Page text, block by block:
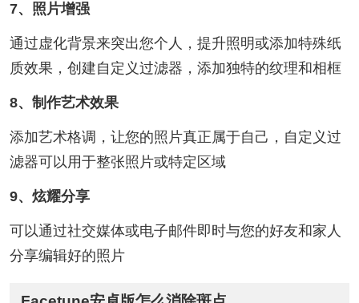
7、照片增强
通过虚化背景来突出您个人，提升照明或添加特殊纸
质效果，创建自定义过滤器，添加独特的纹理和相框
8、制作艺术效果
添加艺术格调，让您的照片真正属于自己，自定义过
滤器可以用于整张照片或特定区域
9、炫耀分享
可以通过社交媒体或电子邮件即时与您的好友和家人
分享编辑好的照片